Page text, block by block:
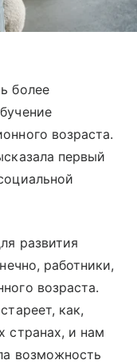
более
возраста.
первый
развития
работники,
возраста.
как,
странах, и нам
возможность